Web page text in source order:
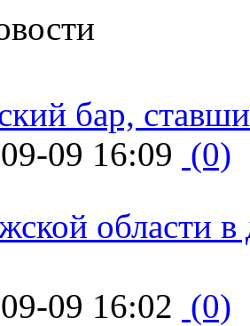
бар,
09 16:09 (0)
области в
09 16:02 (0)